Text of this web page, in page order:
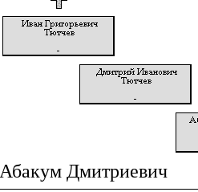
Абакум Дмитриевич